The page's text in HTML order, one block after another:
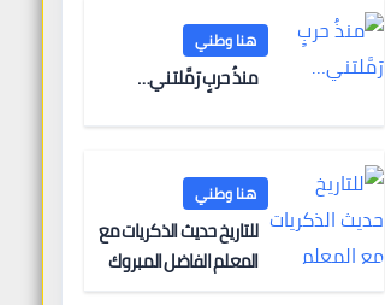
هنا وطني
منذُ حربٍ رَمَّلتني…
هنا وطني
للتاريخ حديث الذكريات مع
المعلم الفاضل المبروك